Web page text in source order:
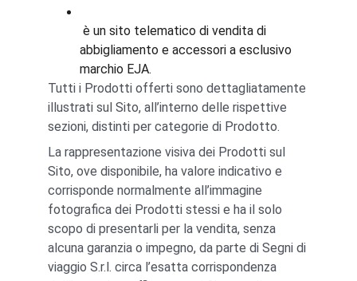
abbigliamento e accessori a esclusivo
marchio EJA.
Tutti i Prodotti offerti sono dettagliatamente
illustrati sul Sito, all’interno delle rispettive
sezioni, distinti per categorie di Prodotto.
La rappresentazione visiva dei Prodotti sul
Sito, ove disponibile, ha valore indicativo e
corrisponde normalmente all’immagine
fotografica dei Prodotti stessi e ha il solo
scopo di presentarli per la vendita, senza
alcuna garanzia o impegno, da parte di Segni di
viaggio S.r.l. circa l’esatta corrispondenza